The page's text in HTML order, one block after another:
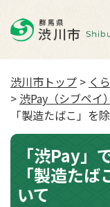
渋川市トップ > く
> 渋Pay（シブペイ）
「製造たばこ」を
「渋Pay」
「製造た
いて